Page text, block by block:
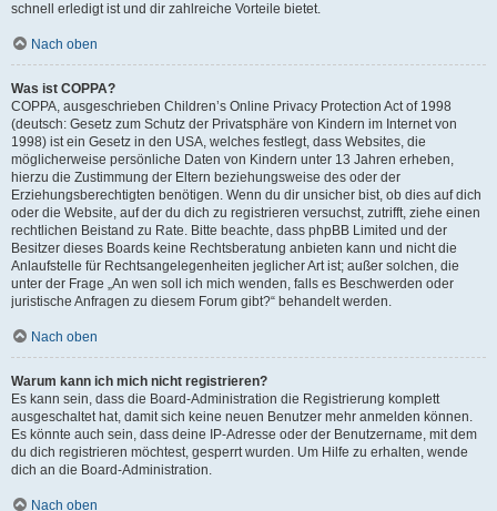
schnell erledigt ist und dir zahlreiche Vorteile bietet.
Nach oben
Was ist COPPA?
COPPA, ausgeschrieben Children’s Online Privacy Protection Act of 1998
(deutsch: Gesetz zum Schutz der Privatsphäre von Kindern im Internet von
1998) ist ein Gesetz in den USA, welches festlegt, dass Websites, die
möglicherweise persönliche Daten von Kindern unter 13 Jahren erheben,
hierzu die Zustimmung der Eltern beziehungsweise des oder der
Erziehungsberechtigten benötigen. Wenn du dir unsicher bist, ob dies auf dich
oder die Website, auf der du dich zu registrieren versuchst, zutrifft, ziehe einen
rechtlichen Beistand zu Rate. Bitte beachte, dass phpBB Limited und der
Besitzer dieses Boards keine Rechtsberatung anbieten kann und nicht die
Anlaufstelle für Rechtsangelegenheiten jeglicher Art ist; außer solchen, die
unter der Frage „An wen soll ich mich wenden, falls es Beschwerden oder
juristische Anfragen zu diesem Forum gibt?“ behandelt werden.
Nach oben
Warum kann ich mich nicht registrieren?
Es kann sein, dass die Board-Administration die Registrierung komplett
ausgeschaltet hat, damit sich keine neuen Benutzer mehr anmelden können.
Es könnte auch sein, dass deine IP-Adresse oder der Benutzername, mit dem
du dich registrieren möchtest, gesperrt wurden. Um Hilfe zu erhalten, wende
dich an die Board-Administration.
Nach oben